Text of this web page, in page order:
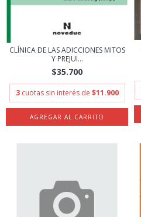
CLÍNICA DE LAS ADICCIONES MITOS
Y PREJUI...
$35.700
3 cuotas sin interés de $11.900